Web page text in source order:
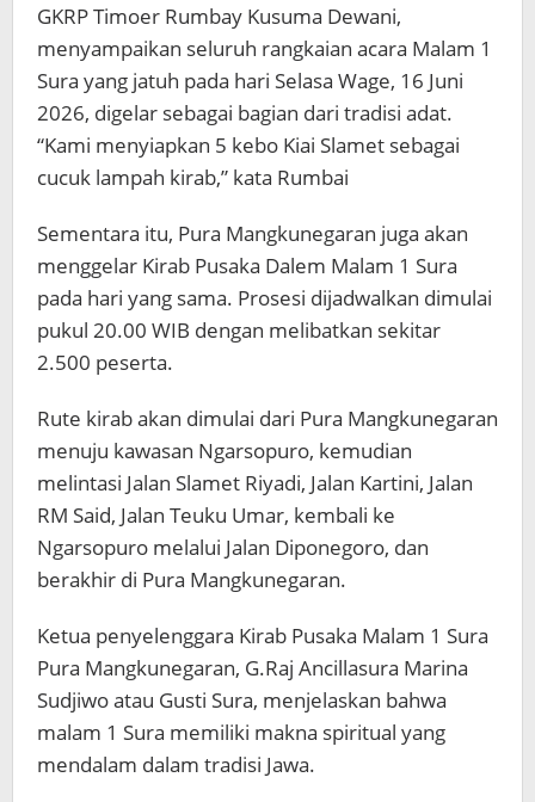
GKRP Timoer Rumbay Kusuma Dewani,
menyampaikan seluruh rangkaian acara Malam 1
Sura yang jatuh pada hari Selasa Wage, 16 Juni
2026, digelar sebagai bagian dari tradisi adat.
“Kami menyiapkan 5 kebo Kiai Slamet sebagai
cucuk lampah kirab,” kata Rumbai
Sementara itu, Pura Mangkunegaran juga akan
menggelar Kirab Pusaka Dalem Malam 1 Sura
pada hari yang sama. Prosesi dijadwalkan dimulai
pukul 20.00 WIB dengan melibatkan sekitar
2.500 peserta.
Rute kirab akan dimulai dari Pura Mangkunegaran
menuju kawasan Ngarsopuro, kemudian
melintasi Jalan Slamet Riyadi, Jalan Kartini, Jalan
RM Said, Jalan Teuku Umar, kembali ke
Ngarsopuro melalui Jalan Diponegoro, dan
berakhir di Pura Mangkunegaran.
Ketua penyelenggara Kirab Pusaka Malam 1 Sura
Pura Mangkunegaran, G.Raj Ancillasura Marina
Sudjiwo atau Gusti Sura, menjelaskan bahwa
malam 1 Sura memiliki makna spiritual yang
mendalam dalam tradisi Jawa.